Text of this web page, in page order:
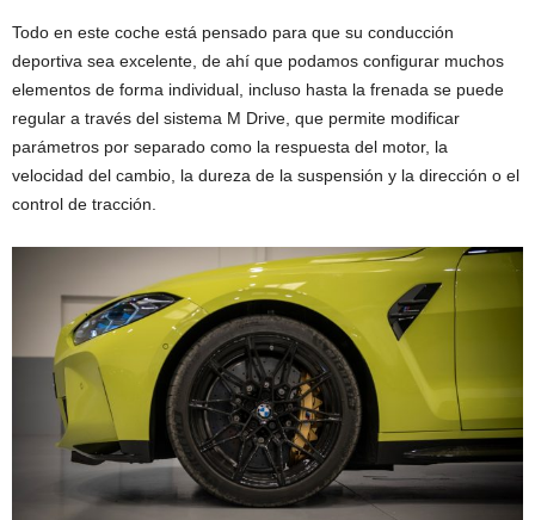
Todo en este coche está pensado para que su conducción
deportiva sea excelente, de ahí que podamos configurar muchos
elementos de forma individual, incluso hasta la frenada se puede
regular a través del sistema M Drive, que permite modificar
parámetros por separado como la respuesta del motor, la
velocidad del cambio, la dureza de la suspensión y la dirección o el
control de tracción.